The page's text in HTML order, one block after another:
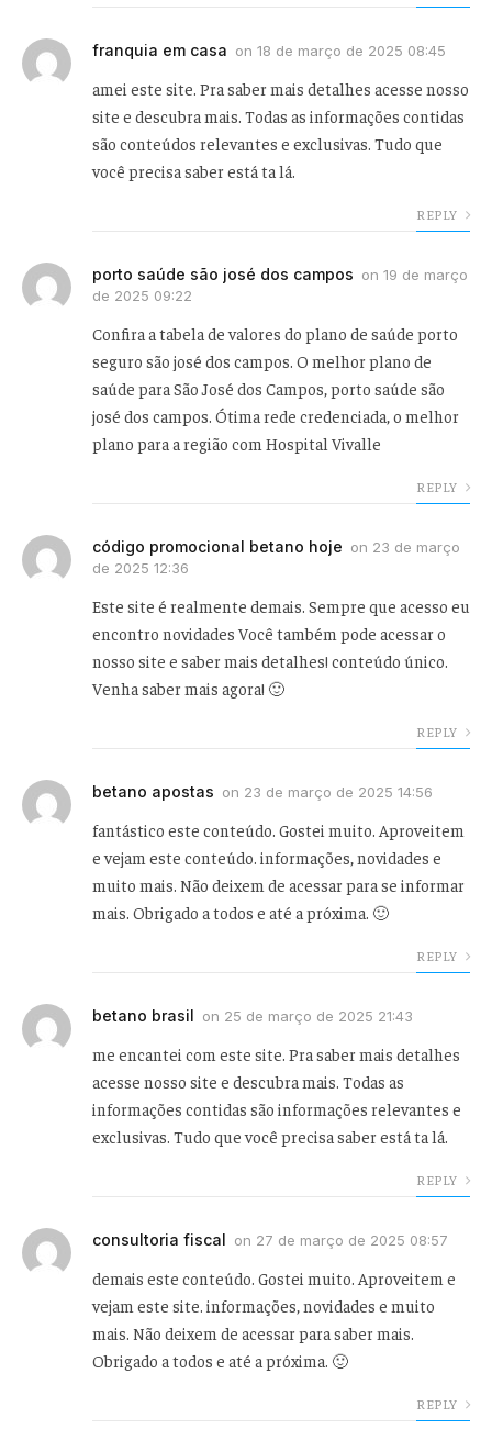
franquia em casa on 18 de março de 2025 08:45
amei este site. Pra saber mais detalhes acesse nosso
site e descubra mais. Todas as informações contidas
são conteúdos relevantes e exclusivas. Tudo que
você precisa saber está ta lá.
REPLY
porto saúde são josé dos campos on 19 de março
de 2025 09:22
Confira a tabela de valores do plano de saúde porto
seguro são josé dos campos. O melhor plano de
saúde para São José dos Campos, porto saúde são
josé dos campos. Ótima rede credenciada, o melhor
plano para a região com Hospital Vivalle
REPLY
código promocional betano hoje on 23 de março
de 2025 12:36
Este site é realmente demais. Sempre que acesso eu
encontro novidades Você também pode acessar o
nosso site e saber mais detalhes! conteúdo único.
Venha saber mais agora! 🙂
REPLY
betano apostas on 23 de março de 2025 14:56
fantástico este conteúdo. Gostei muito. Aproveitem
e vejam este conteúdo. informações, novidades e
muito mais. Não deixem de acessar para se informar
mais. Obrigado a todos e até a próxima. 🙂
REPLY
betano brasil on 25 de março de 2025 21:43
me encantei com este site. Pra saber mais detalhes
acesse nosso site e descubra mais. Todas as
informações contidas são informações relevantes e
exclusivas. Tudo que você precisa saber está ta lá.
REPLY
consultoria fiscal on 27 de março de 2025 08:57
demais este conteúdo. Gostei muito. Aproveitem e
vejam este site. informações, novidades e muito
mais. Não deixem de acessar para saber mais.
Obrigado a todos e até a próxima. 🙂
REPLY